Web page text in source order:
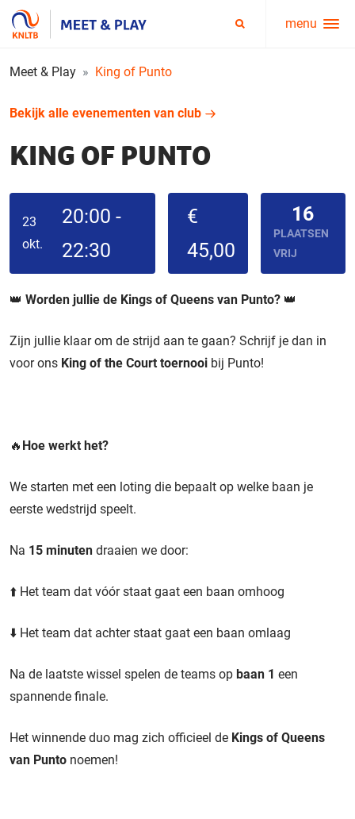
Service
menu
menu
Meet & Play King of Punto
Bekijk alle evenementen van club
KING OF PUNTO
23
okt.
20:00 -
22:30
€
45,00
16
PLAATSEN
VRIJ
👑 Worden jullie de Kings of Queens van Punto? 👑
Zijn jullie klaar om de strijd aan te gaan? Schrijf je dan in
voor ons King of the Court toernooi bij Punto!
🔥 Hoe werkt het?
We starten met een loting die bepaalt op welke baan je
eerste wedstrijd speelt.
Na 15 minuten draaien we door:
⬆️ Het team dat vóór staat gaat een baan omhoog
⬇️ Het team dat achter staat gaat een baan omlaag
Na de laatste wissel spelen de teams op baan 1 een
spannende finale.
Het winnende duo mag zich officieel de Kings of Queens
van Punto noemen!